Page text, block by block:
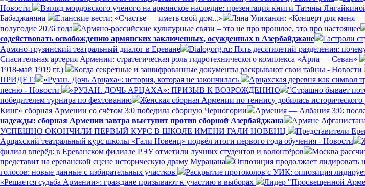
Новости
Взгляд мордовского ученого на армянское наследие: презентация книги Татяны
Бабаджаняна
Еланские вести: «Счастье — иметь свой дом...» Ляна Улиханян: «Концерт для меня
полугодие 2026 года
Армяно-российские культурные связи – это не про прошлое, это про настоящее
содействовать освобождению армянских заключенных, осужденных в Азербайджане
Гастроли
Армяно-грузинский театральный диалог в Ереване
Dialogorg.ru: Пять десятилетий разделения:
Спасительная артерия Армении: стратегическая роль гидротехнического комплекса «Арпа — Севан»
1918-май 1919 гг.)
Когда секретные и зашифрованные документы раскрывают свои тайны - Новости
ПРИДЕТ!
«Рузан. Дочь Арцаха»: история, которая не закончилась Арцахская деревня как символ
песню - Новости
«РУЗАН. ДОЧЬ АРЦАХА»: ПРИЗЫВ К ВОЗРОЖДЕНИЮ "Страшно бывает
победителем турнира по фехтованию
Женская сборная Армении по теннису добилась
Кинг» сборная Армении со счётом 3:0 победила сборную Черногории
Армения — Албания 3:0:
надежды: сборная Армении завтра выступит против сборной Азербайджана
Армяне
УСПЕШНО ОКОНЧИЛИ ПЕРВЫЙ КУРС В ШКОЛЕ ИМЕНИ ГАЛИ НОВЕНЦ
Представители
Арцахский театральный курс школы «Гали Новенц» подвёл итоги первого года обучения - Новости
филиал вперёд: в Ереванском филиале РЭУ отметили лучших студентов и волонтёров
Москва
представит на ереванской сцене историческую драму Мурацана
Оппозиция продолжает лидировать
голосов: новые данные с избирательных участков
Раскрытие протоколов с УИК: оппозиция
«Решается судьба Армении»: граждане призывают к участию в выборах
Лидер "Просвещенной